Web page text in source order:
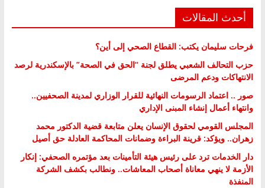
أحدث المقالات
فرحات سليمان يكتب: القطاع الصحي إلى أين؟
حزب التحالف الشعبي يطلق لجنة “الحق في الصحة” بالإسكندرية لرصد
الانتهاكات ودعم المرضى
صور .. اعتماد الرسومات النهائية للقرار الوزاري لمدينة الصحفيين..
وانتهاء أعمال إنشاء المبنى الإداري
المجلس القومي لحقوق الإنسان يعلن متابعة قضية الدكتور محمد
زهران.. ويؤكد: قرينة البراءة وضمانات المحاكمة العادلة حق أصيل
دار الخدمات ترد على رئيس هيئة التأمينات بعد مؤتمره الصحفي: إنكار
الأزمة لا ينهي معاناة أصحاب المعاشات.. ونطالب بكشف الشركة
المنفذة